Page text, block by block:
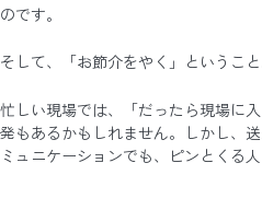
のです。
そして、「お節介をやく」ということ
忙しい現場では、「だったら現場に
発もあるかもしれません。しかし、
ミュニケーションでも、ピンとくる人